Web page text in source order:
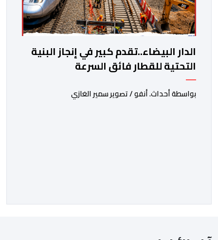
الدار البيضاء..تقدم كبير في إنجاز البنية
التحتية للقطار فائق السرعة
بواسطة أحداث. أنفو / تصوير سمير الغازي